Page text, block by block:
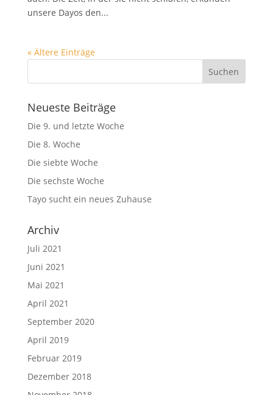
unsere Dayos den...
« Ältere Einträge
Neueste Beiträge
Die 9. und letzte Woche
Die 8. Woche
Die siebte Woche
Die sechste Woche
Tayo sucht ein neues Zuhause
Archiv
Juli 2021
Juni 2021
Mai 2021
April 2021
September 2020
April 2019
Februar 2019
Dezember 2018